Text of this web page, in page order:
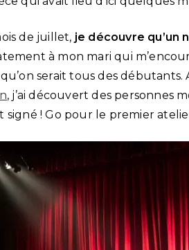
de juillet, je découvre qu’un
à mon mari qui
serait tous des
, j’ai découvert des personnes
signé ! Go pour le premier